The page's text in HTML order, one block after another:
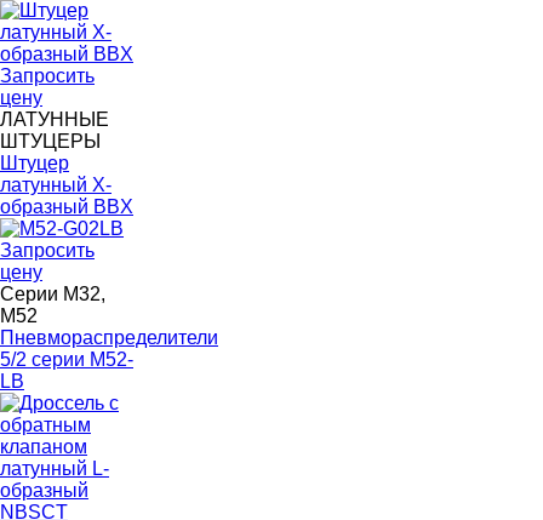
Запросить
цену
ЛАТУННЫЕ
ШТУЦЕРЫ
Штуцер
латунный X-
образный BBX
Запросить
цену
Серии M32,
M52
Пневмораспределители
5/2 серии M52-
LB